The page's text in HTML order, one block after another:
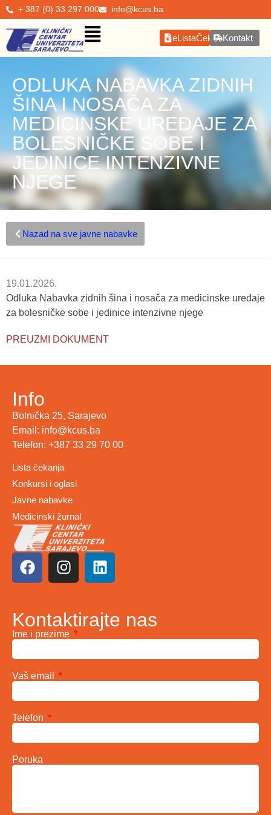
+ 387 (0) 33 297 000 info@kcus.ba
eListaČekanjaKontakt
ODLUKA NABAVKA ZIDNIH
ŠINA I NOSAČA ZA
MEDICINSKE UREĐAJE ZA
BOLESNIČKE SOBE I
JEDINICE INTENZIVNE
NJEGE
Nazad na sve javne nabavke
19.01.2026.
Odluka Nabavka zidnih šina i nosača za medicinske uređaje
za bolesničke sobe i jedinice intenzivne njege
PREUZMI DOKUMENT
Info
Bolnička 25, Sarajevo
Email: info@kcus.ba
Telefon: +387 33 29 70 00
Lista čekanja
Konkursi i oglasi
Javne nabavke
Medicinski žurnal
Kontaktirajte nas
Ime i prezime
Vaš email
Telefon
Poruka